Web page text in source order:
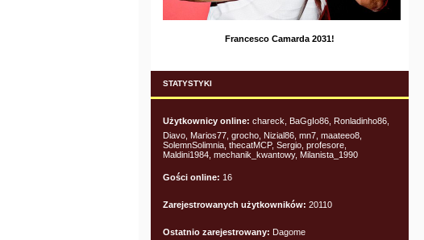
Francesco Camarda 2031!
STATYSTYKI
Użytkownicy online: chareck, BaGgIo86, Ronladinho86,
Diavo, Marios77, grocho, Nizial86, mn7, maateeo8,
SolemnSolimnia, thecatMCP, Sergio, profesore,
Maldini1984, mechanik_kwantowy, Milanista_1990
Gości online: 16
Zarejestrowanych użytkowników: 20110
Ostatnio zarejestrowany: Dagome